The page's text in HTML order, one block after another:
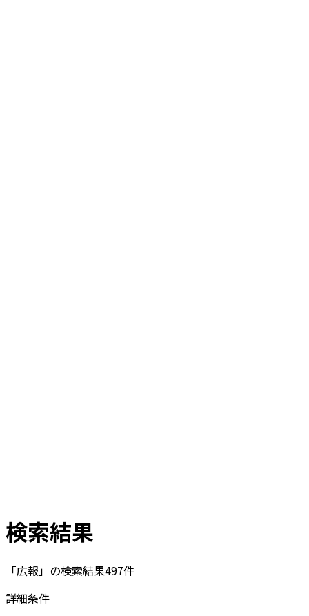
検索結果
「広報」の検索結果497件
詳細条件